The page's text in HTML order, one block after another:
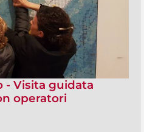
- Visita guidata
operatori